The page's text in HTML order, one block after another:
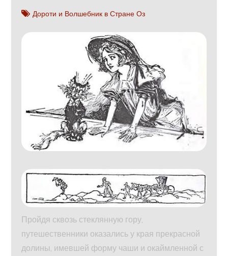
Дороти и Волшебник в Стране Оз
Пройдя сквозь стеклянную гору,
путешественники оказались у края прекрасной
долины, имевшей форму чаши и окаймленной с